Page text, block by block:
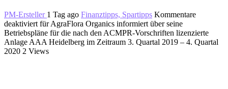
PM-Ersteller 1 Tag ago Finanztipps, Spartipps Kommentare
deaktiviert für AgraFlora Organics informiert über seine
Betriebspläne für die nach den ACMPR-Vorschriften lizenzierte
Anlage AAA Heidelberg im Zeitraum 3. Quartal 2019 – 4. Quartal
2020 2 Views